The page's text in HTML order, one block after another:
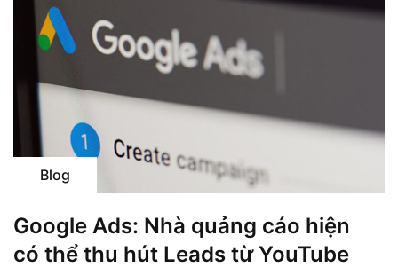
Blog
Google Ads: Nhà quảng cáo hiện
có thể thu hút Leads từ YouTube